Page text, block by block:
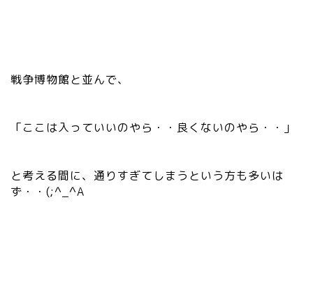
戦争博物館と並んで、
「ここは入っていいのやら・・良くないのやら・・」
と考える間に、通りすぎてしまうという方も多いは
ず・・(;^_^A